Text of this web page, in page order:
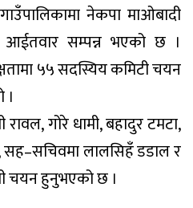
नेकपा माओबादी
आईतवार सम्पन्न भएको छ ।
५५ सदस्यिय कमिटी चयन
रावल, गोरे धामी, बहादुर टमटा,
सह–सचिवमा लालसिहँ डडाल र
चयन हुनुभएको छ ।